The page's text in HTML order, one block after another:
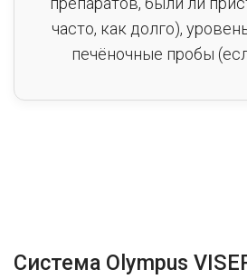
часто, как долго),
печёночные пробы
Система Olympus